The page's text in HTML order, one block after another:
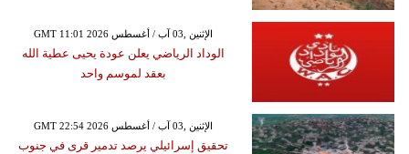
GMT 11:01 2026 الإثنين ,03 آب / أغسطس
الوداد الرياضي يعلن عودة يحيى عطية الله
بعقد لموسم واحد
GMT 22:54 2026 الإثنين ,03 آب / أغسطس
تحقيق إسرائيلي يرصد تدمير قرى في جنوب